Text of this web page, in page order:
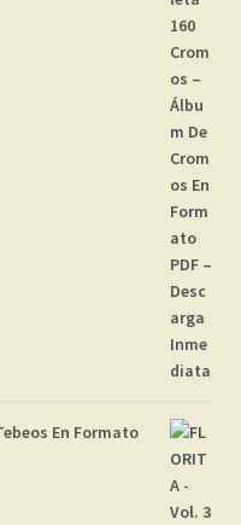
En Formato